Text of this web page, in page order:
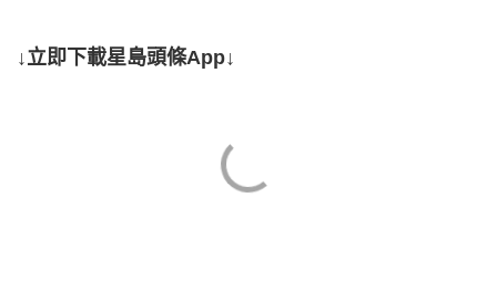
↓立即下載星島頭條App↓